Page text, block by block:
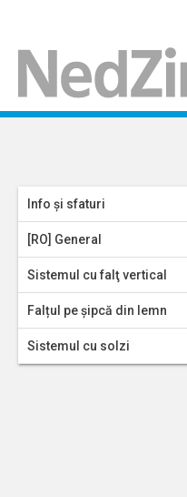
Info şi sfaturi
[RO] General
Sistemul cu falţ vertical
Falțul pe șipcă din lemn
Sistemul cu solzi